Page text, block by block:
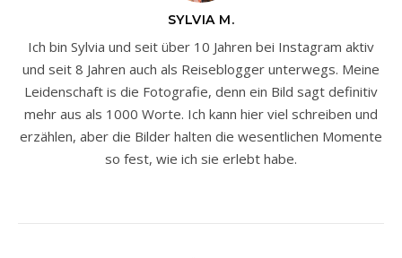
SYLVIA M.
Ich bin Sylvia und seit über 10 Jahren bei Instagram aktiv
und seit 8 Jahren auch als Reiseblogger unterwegs. Meine
Leidenschaft is die Fotografie, denn ein Bild sagt definitiv
mehr aus als 1000 Worte. Ich kann hier viel schreiben und
erzählen, aber die Bilder halten die wesentlichen Momente
so fest, wie ich sie erlebt habe.